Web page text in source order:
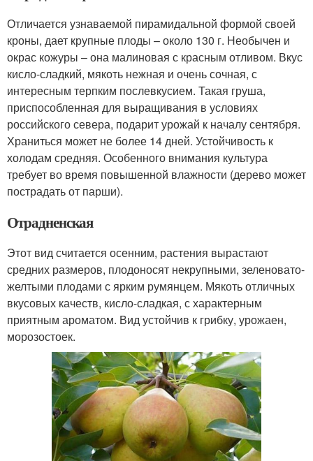
Отличается узнаваемой пирамидальной формой своей
кроны, дает крупные плоды – около 130 г. Необычен и
окрас кожуры – она малиновая с красным отливом. Вкус
кисло-сладкий, мякоть нежная и очень сочная, с
интересным терпким послевкусием. Такая груша,
приспособленная для выращивания в условиях
российского севера, подарит урожай к началу сентября.
Храниться может не более 14 дней. Устойчивость к
холодам средняя. Особенного внимания культура
требует во время повышенной влажности (дерево может
пострадать от парши).
Отрадненская
Этот вид считается осенним, растения вырастают
средних размеров, плодоносят некрупными, зеленовато-
желтыми плодами с ярким румянцем. Мякоть отличных
вкусовых качеств, кисло-сладкая, с характерным
приятным ароматом. Вид устойчив к грибку, урожаен,
морозостоек.